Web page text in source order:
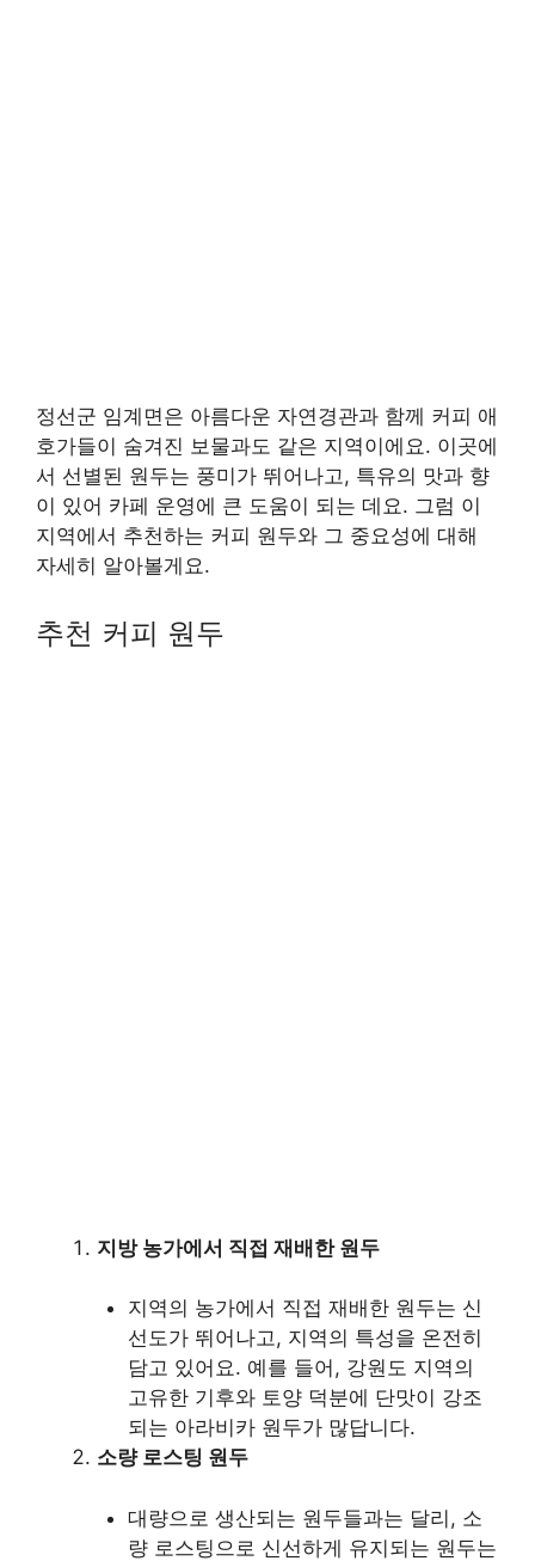
정선군 임계면은 아름다운 자연경관과 함께 커피 애
호가들이 숨겨진 보물과도 같은 지역이에요. 이곳에
서 선별된 원두는 풍미가 뛰어나고, 특유의 맛과 향
이 있어 카페 운영에 큰 도움이 되는 데요. 그럼 이
지역에서 추천하는 커피 원두와 그 중요성에 대해
자세히 알아볼게요.
추천 커피 원두
지방 농가에서 직접 재배한 원두
지역의 농가에서 직접 재배한 원두는 신
선도가 뛰어나고, 지역의 특성을 온전히
담고 있어요. 예를 들어, 강원도 지역의
고유한 기후와 토양 덕분에 단맛이 강조
되는 아라비카 원두가 많답니다.
소량 로스팅 원두
대량으로 생산되는 원두들과는 달리, 소
량 로스팅으로 신선하게 유지되는 원두는